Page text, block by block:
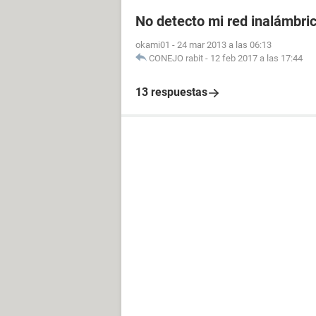
No detecto mi red
okami01 - 24 mar 2013 a las 06:13
CONEJO rabit - 12 feb 2017 a las 17:44
13 respuestas